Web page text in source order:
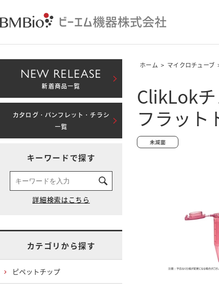
ホーム > マイクロチューブ
ClikLok
フラット
NEW RELEASE
新着商品一覧
カタログ・パンフレット・チラシ
一覧
キーワードで探す
カテゴリから探す
ピペットチップ